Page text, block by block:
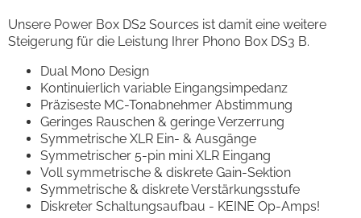
Unsere Power Box DS2 Sources ist damit eine weitere
Steigerung für die Leistung Ihrer Phono Box DS3 B.
Dual Mono Design
Kontinuierlich variable Eingangsimpedanz
Präziseste MC-Tonabnehmer Abstimmung
Geringes Rauschen & geringe Verzerrung
Symmetrische XLR Ein- & Ausgänge
Symmetrischer 5-pin mini XLR Eingang
Voll symmetrische & diskrete Gain-Sektion
Symmetrische & diskrete Verstärkungsstufe
Diskreter Schaltungsaufbau - KEINE Op-Amps!